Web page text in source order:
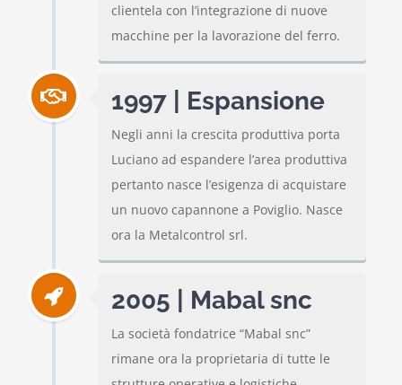
clientela con l’integrazione di nuove
macchine per la lavorazione del ferro.
1997 | Espansione
Negli anni la crescita produttiva porta
Luciano ad espandere l’area produttiva
pertanto nasce l’esigenza di acquistare
un nuovo capannone a Poviglio. Nasce
ora la Metalcontrol srl.
2005 | Mabal snc
La società fondatrice “Mabal snc”
rimane ora la proprietaria di tutte le